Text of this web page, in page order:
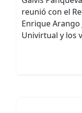
reunió con el
Enrique
Univirtual y los